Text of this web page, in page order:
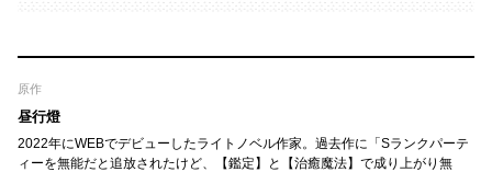
原作
昼行燈
2022年にWEBでデビューしたライトノベル作家。過去作に「Sランクパーテ
ィーを無能だと追放されたけど、【鑑定】と【治癒魔法】で成り上がり無